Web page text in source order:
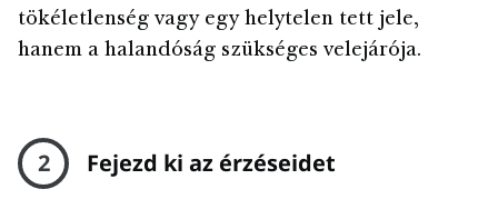
tökéletlenség vagy egy helytelen tett jele,
hanem a halandóság szükséges velejárója.
2 Fejezd ki az érzéseidet